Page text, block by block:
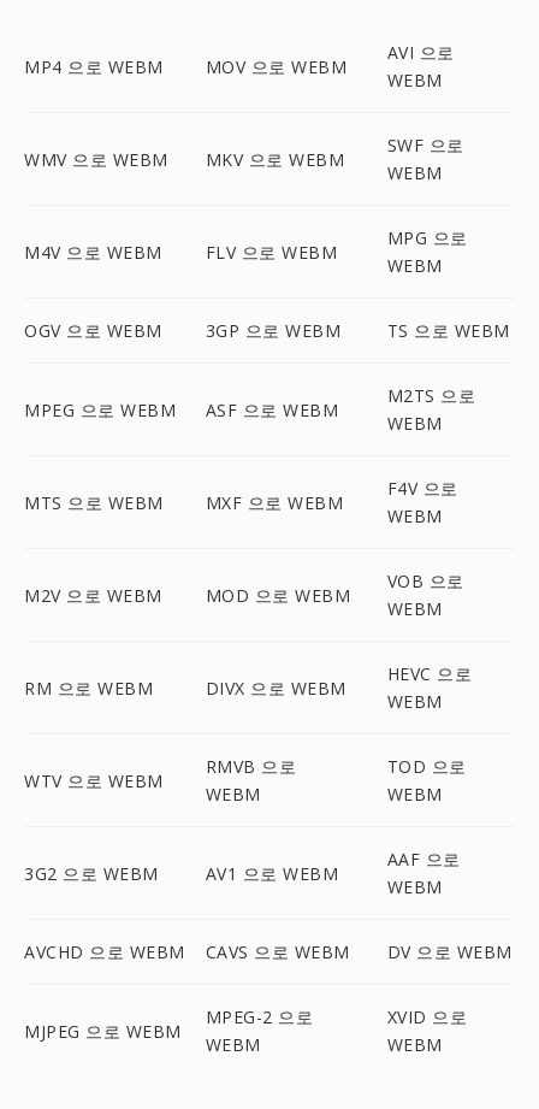
MP4 으로 WEBM MOV 으로 WEBM
AVI 으로
WEBM
WMV 으로 WEBM MKV 으로 WEBM
SWF 으로
WEBM
M4V 으로 WEBM FLV 으로 WEBM
MPG 으로
WEBM
OGV 으로 WEBM 3GP 으로 WEBM TS 으로 WEBM
MPEG 으로 WEBM ASF 으로 WEBM
M2TS 으로
WEBM
MTS 으로 WEBM MXF 으로 WEBM
F4V 으로
WEBM
M2V 으로 WEBM MOD 으로 WEBM
VOB 으로
WEBM
RM 으로 WEBM DIVX 으로 WEBM
HEVC 으로
WEBM
WTV 으로 WEBM
RMVB 으로
WEBM
TOD 으로
WEBM
3G2 으로 WEBM AV1 으로 WEBM
AAF 으로
WEBM
AVCHD 으로 WEBM CAVS 으로 WEBM DV 으로 WEBM
MJPEG 으로 WEBM
MPEG-2 으로
WEBM
XVID 으로
WEBM